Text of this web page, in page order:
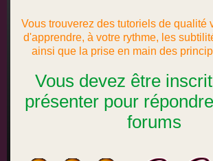
Vous trouverez des tutoriels de qualité
d'apprendre, à votre rythme, les
ainsi que la prise en main des
Vous devez être
présenter pour
forums